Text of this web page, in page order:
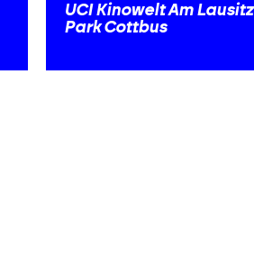
UCI Kinowelt Am Lausitz
Park Cottbus